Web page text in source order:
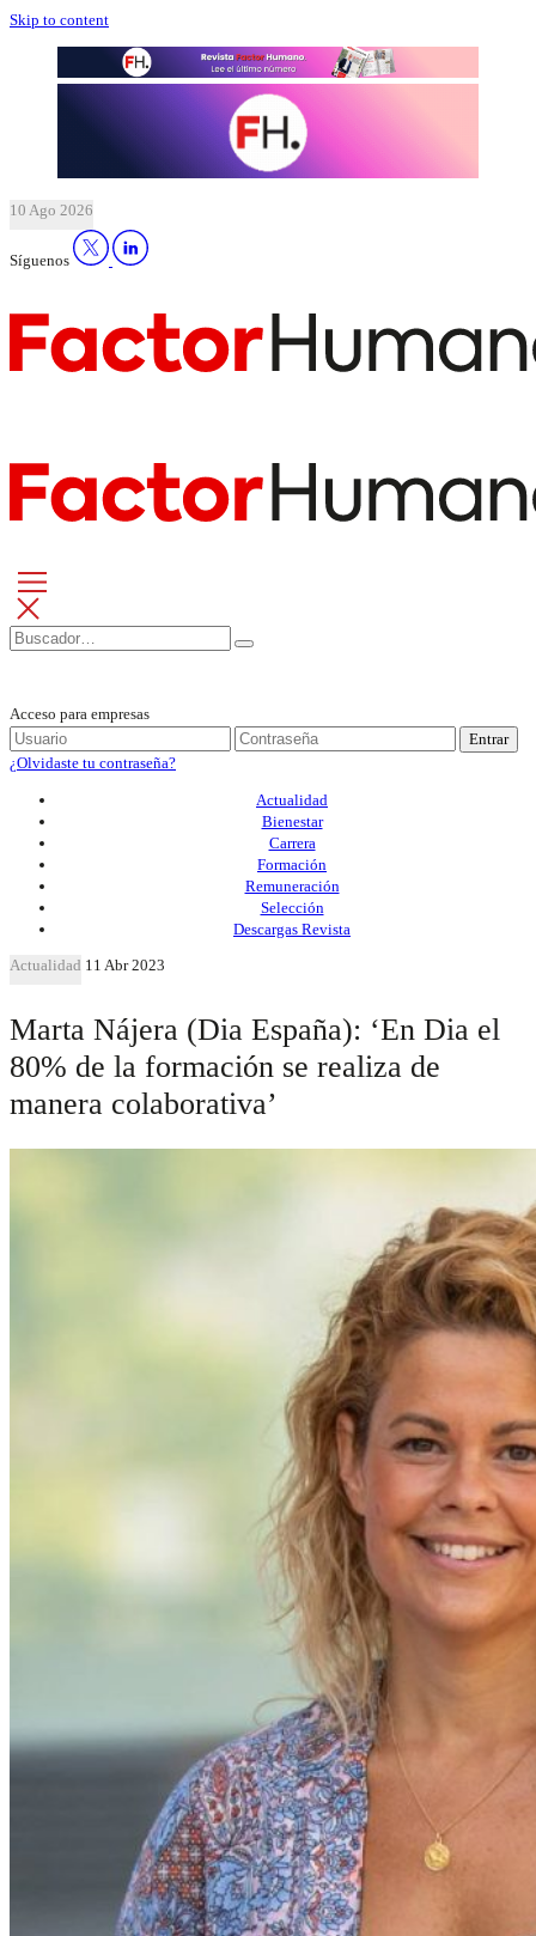
Skip to content
10 Ago 2026
Síguenos
Acceso para empresas
Entrar
¿Olvidaste tu contraseña?
Actualidad
Bienestar
Carrera
Formación
Remuneración
Selección
Descargas Revista
Actualidad 11 Abr 2023
Marta Nájera (Dia España): ‘En Dia el
80% de la formación se realiza de
manera colaborativa’